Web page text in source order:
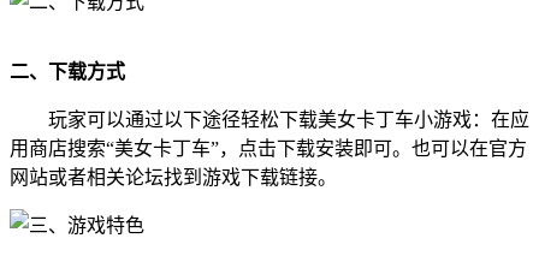
二、下载方式
玩家可以通过以下途径轻松下载美女卡丁车小游戏：在应
用商店搜索“美女卡丁车”，点击下载安装即可。也可以在官方
网站或者相关论坛找到游戏下载链接。